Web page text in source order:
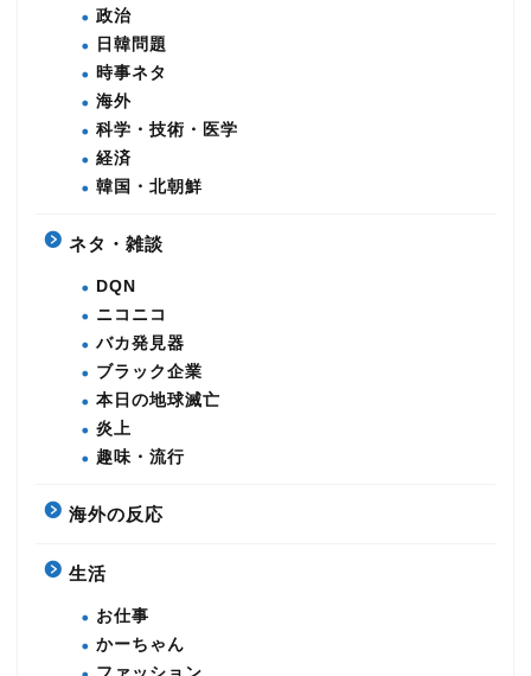
政治
日韓問題
時事ネタ
海外
科学・技術・医学
経済
韓国・北朝鮮
ネタ・雑談
DQN
ニコニコ
バカ発見器
ブラック企業
本日の地球滅亡
炎上
趣味・流行
海外の反応
生活
お仕事
かーちゃん